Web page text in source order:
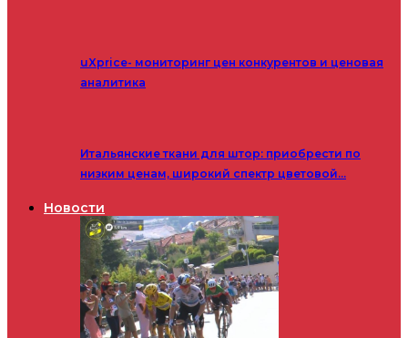
uXprice- мониторинг цен конкурентов и ценовая
аналитика
Итальянские ткани для штор: приобрести по
низким ценам, широкий спектр цветовой…
Новости